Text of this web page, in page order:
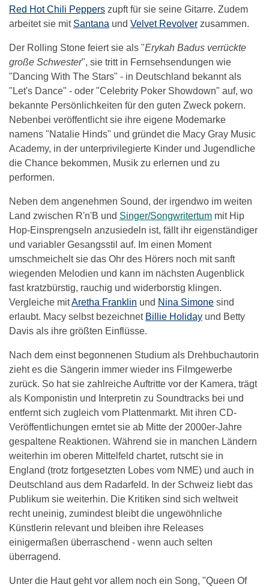
Red Hot Chili Peppers zupft für sie seine Gitarre. Zudem
arbeitet sie mit Santana und Velvet Revolver zusammen.
Der Rolling Stone feiert sie als "Erykah Badus verrückte
große Schwester", sie tritt in Fernsehsendungen wie
"Dancing With The Stars" - in Deutschland bekannt als
"Let's Dance" - oder "Celebrity Poker Showdown" auf, wo
bekannte Persönlichkeiten für den guten Zweck pokern.
Nebenbei veröffentlicht sie ihre eigene Modemarke
namens "Natalie Hinds" und gründet die Macy Gray Music
Academy, in der unterprivilegierte Kinder und Jugendliche
die Chance bekommen, Musik zu erlernen und zu
performen.
Neben dem angenehmen Sound, der irgendwo im weiten
Land zwischen R'n'B und Singer/Songwritertum mit Hip
Hop-Einsprengseln anzusiedeln ist, fällt ihr eigenständiger
und variabler Gesangsstil auf. Im einen Moment
umschmeichelt sie das Ohr des Hörers noch mit sanft
wiegenden Melodien und kann im nächsten Augenblick
fast kratzbürstig, rauchig und widerborstig klingen.
Vergleiche mitAretha Franklin und Nina Simone sind
erlaubt. Macy selbst bezeichnet Billie Holiday und Betty
Davis als ihre größten Einflüsse.
Nach dem einst begonnenen Studium als Drehbuchautorin
zieht es die Sängerin immer wieder ins Filmgewerbe
zurück. So hat sie zahlreiche Auftritte vor der Kamera, trägt
als Komponistin und Interpretin zu Soundtracks bei und
entfernt sich zugleich vom Plattenmarkt. Mit ihren CD-
Veröffentlichungen erntet sie ab Mitte der 2000er-Jahre
gespaltene Reaktionen. Während sie in manchen Ländern
weiterhin im oberen Mittelfeld chartet, rutscht sie in
England (trotz fortgesetzten Lobes vom NME) und auch in
Deutschland aus dem Radarfeld. In der Schweiz liebt das
Publikum sie weiterhin. Die Kritiken sind sich weltweit
recht uneinig, zumindest bleibt die ungewöhnliche
Künstlerin relevant und bleiben ihre Releases
einigermaßen überraschend - wenn auch selten
überragend.
Unter die Haut geht vor allem noch ein Song, "Queen Of